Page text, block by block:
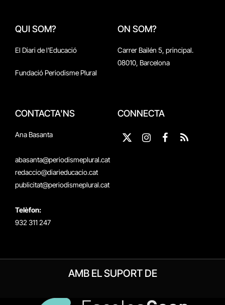
QUI SOM?
El Diari de l'Educació
Fundació Periodisme Plural
ON SOM?
Carrer Bailén 5, principal.
08010, Barcelona
CONTACTA'NS
Ana Basanta
abasanta@periodismeplural.cat
redaccio@diarieducacio.cat
publicitat@periodismeplural.cat
Telèfon:
932 311 247
CONNECTA
X
InstagramFacebook
RSS
AMB EL SUPORT DE